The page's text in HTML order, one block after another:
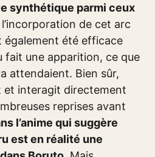
synthétique parmi ceux
l’incorporation de cet arc
également été efficace
fait une apparition, ce que
attendaient. Bien sûr,
et interagit directement
reprises avant
l’anime qui suggère
est en réalité une